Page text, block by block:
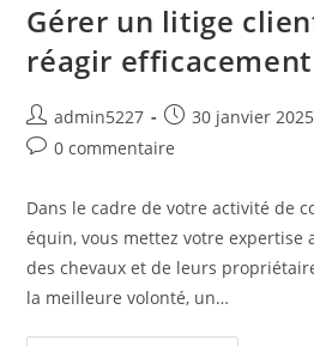
Gérer un litige
réagir efficacement
admin5227 30 janvier 2025
0 commentaire
Dans le cadre de votre activité de
équin, vous mettez votre expertise
des chevaux et de leurs
la meilleure volonté, un…